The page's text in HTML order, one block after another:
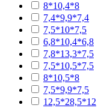
8*10,4*8
7,4*9,9*7,4
7,5*10*7,5
6,8*10,4*6,8
7,8*13,3*7,5
7,5*10,5*7,5
8*10,5*8
7,5*9,9*7,5
12,5*28,5*12